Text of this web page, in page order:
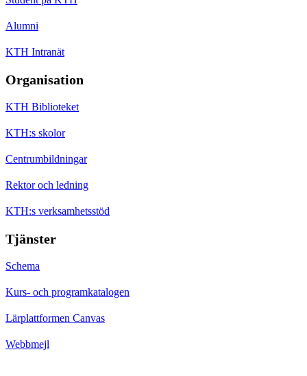
Alumni
KTH Intranät
Organisation
KTH Biblioteket
KTH:s skolor
Centrumbildningar
Rektor och ledning
KTH:s verksamhetsstöd
Tjänster
Schema
Kurs- och programkatalogen
Lärplattformen Canvas
Webbmejl